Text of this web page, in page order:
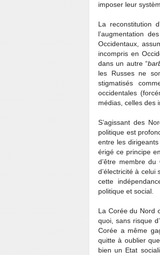
imposer leur
La reconstitution
l’augmentation
Occidentaux,
incompris en
dans un autre “
les Russes ne
stigmatisés
occidentales
médias, celles des
S’agissant des
politique est
entre les
érigé ce principe
d’être membre du
d’électricité à
cette
politique et social.
La Corée du Nord
quoi, sans risque
Corée a même
quitte à oublier
bien un Etat